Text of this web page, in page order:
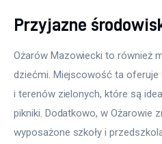
Przyjazne
Ożarów Mazowiecki to również
dziećmi. Miejscowość ta oferuje
i terenów zielonych, które są
pikniki. Dodatkowo, w Ożarowie
wyposażone szkoły i